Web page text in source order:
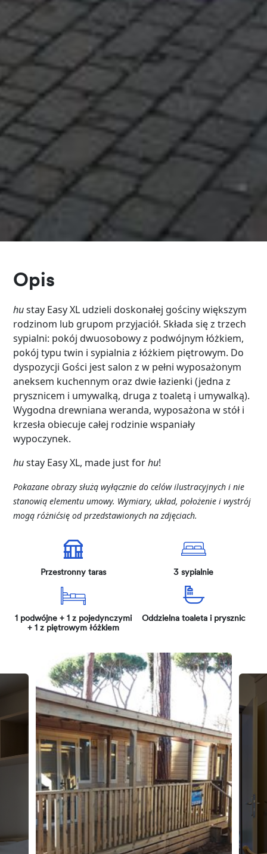
Opis
hustay Easy XL udzieli doskonałej gościny większym
rodzinom lub grupom przyjaciół.Składa sięztrzech
sypialni: pokój dwuosobowyz podwójnym łóżkiem,
pokój typu twin isypialnia złóżkiem piętrowym. Do
dyspozycji Gości jestsalon z w pełni wyposażonym
aneksem kuchennym oraz dwie łazienki (jedna z
prysznicem i umywalką,druga ztoaletą i umywalką).
Wygodna drewniana weranda,wyposażona wstół i
krzesła obiecuje całej rodzinie wspaniały
wypoczynek.
hustay Easy XL, made just forhu!
Pokazaneobrazy służą wyłącznie docelów ilustracyjnych inie
stanowią elementu umowy. Wymiary,układ,położenie iwystrój
mogą różnićsię od przedstawionych na zdjęciach.
Przestronny taras 3 sypialnie
1 podwójne + 1 z pojedynczymi
+ 1 z piętrowym łóżkiem
Oddzielna toaleta i prysznic